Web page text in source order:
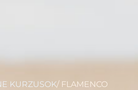
KURZUSOK/ FLAMENCO